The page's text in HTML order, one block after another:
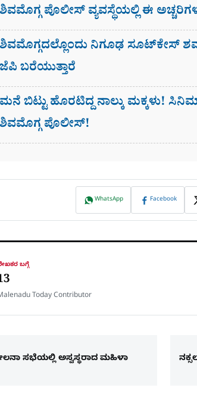
ಶಿವಮೊಗ್ಗ ಪೊಲೀಸ್​ ವ್ಯವಸ್ಥೆಯಲ್ಲಿ ಈ
ಶಿವಮೊಗ್ಗದಲ್ಲೊಂದು ನಿಗೂಢ ಸೂಟ್​ಕೇಸ್​
ಜೆಪಿ ಬರೆಯುತ್ತಾರೆ
ಮನೆ ಬಿಟ್ಟು ಹೊರಟಿದ್ದ ನಾಲ್ಕು ಮಕ್ಕಳು!
ಶಿವಮೊಗ್ಗ ಪೊಲೀಸ್!
WhatsApp Facebook
ಬಗ್ಗೆ
Today Contributor
ಸಭೆಯಲ್ಲಿ ಅಸ್ವಸ್ಥರಾದ ಮಹಿಳಾ